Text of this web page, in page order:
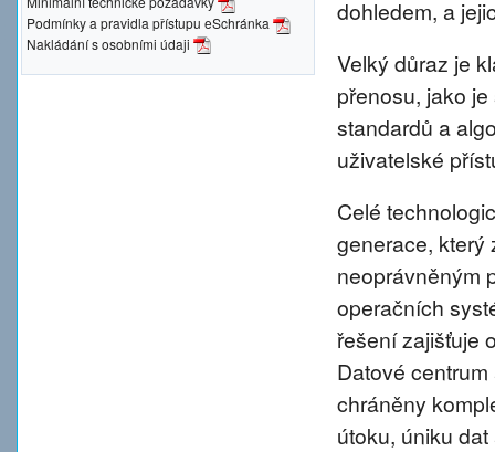
Podmínky a pravidla přístupu eSchránka
Nakládání s osobními údaji
dohledem, a
Velký důraz je
přenosu, jako
standardů a
uživatelské
Celé
generace, který
neoprávněným
operačních
řešení zajišťuje
Datové
chráněny
útoku, úniku